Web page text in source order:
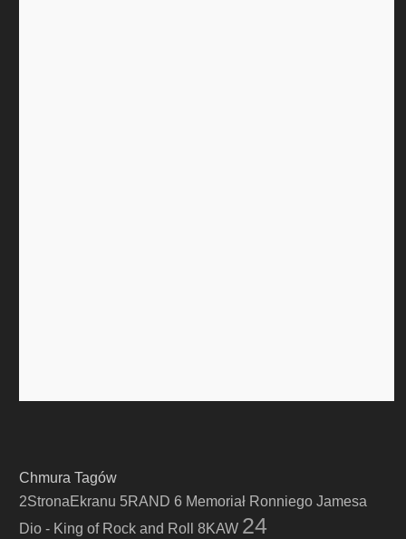
Chmura Tagów
2StronaEkranu 5RAND 6 Memoriał Ronniego Jamesa
Dio - King of Rock and Roll
8KAW 24